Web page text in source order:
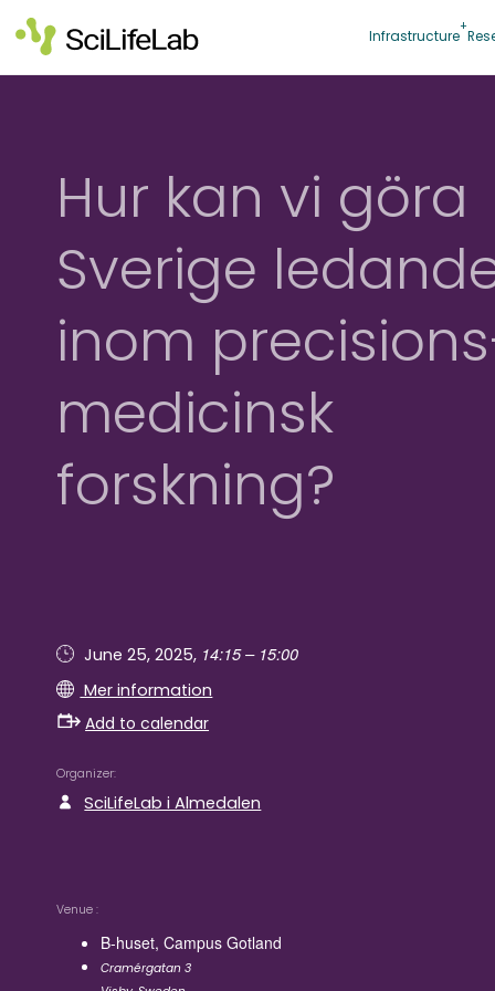
content
Infrastructure
Hur kan vi göra
Sverige
inom
medicinsk
forskning?
June 25, 2025, 14:15 – 15:00
Mer information
Add to calendar
Organizer
SciLifeLab i Almedalen
Venue
B-huset, Campus Gotland
Cramérgatan 3